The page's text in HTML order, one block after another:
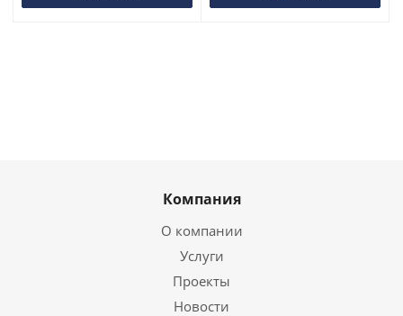
Компания
О компании
Услуги
Проекты
Новости